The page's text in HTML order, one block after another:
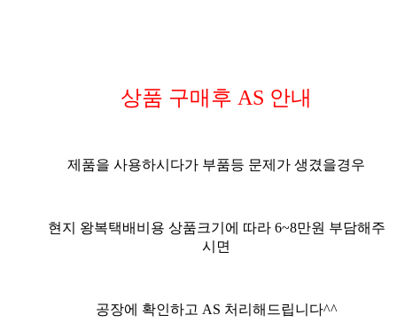
상품 구매후 AS 안내
제품을 사용하시다가 부품등 문제가 생겼을경우
현지 왕복택배비용 상품크기에 따라 6~8만원 부담해주
시면
공장에 확인하고 AS 처리해드립니다^^